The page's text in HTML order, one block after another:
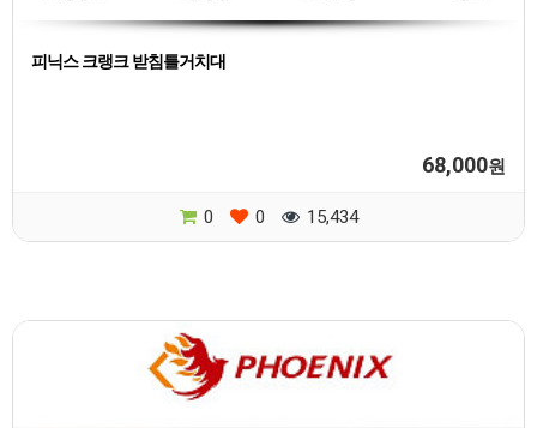
피닉스 크랭크 받침틀거치대
68,000원
0 0 15,434